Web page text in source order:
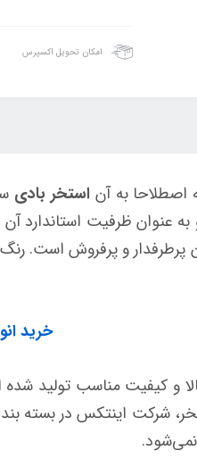
امکان تحویل اکسپرس
اصطلاحا به آن استخر بادی
131 لیتر می باشد و به عنوان
قطر 114 سانتی‌متری آن
خرید
و کیفیت مناسب تولید
شرکت اینتکس در
نمی‌شود.